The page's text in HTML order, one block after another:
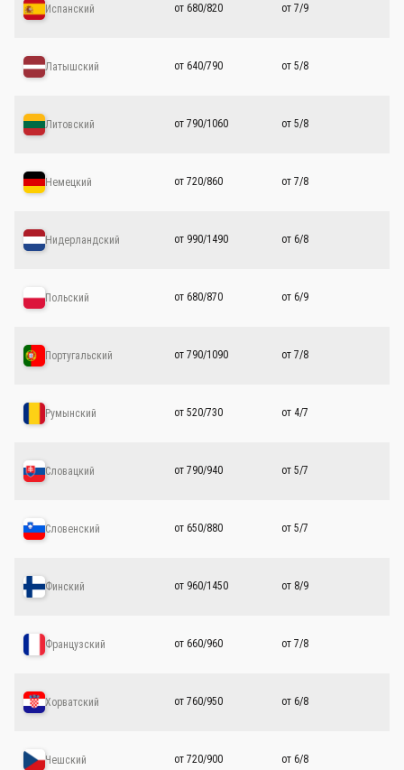
Испанский от 680/820 от 7/9
Латышский от 640/790 от 5/8
Литовский от 790/1060 от 5/8
Немецкий от 720/860 от 7/8
Нидерландский от 990/1490 от 6/8
Польский от 680/870 от 6/9
Португальский от 790/1090 от 7/8
Румынский от 520/730 от 4/7
Словацкий от 790/940 от 5/7
Словенский от 650/880 от 5/7
Финский от 960/1450 от 8/9
Французский от 660/960 от 7/8
Хорватский от 760/950 от 6/8
Чешский от 720/900 от 6/8